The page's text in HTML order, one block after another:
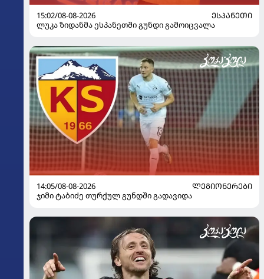
15:02/08-08-2026
ᲔᲡᲞᲐᲜᲔᲗᲘ
ლუკა ზიდანმა ესპანეთში გუნდი გამოიცვალა
14:05/08-08-2026
ᲚᲔᲒᲘᲝᲜᲔᲠᲔᲑᲘ
ჯიმი ტაბიძე თურქულ გუნდში გადავიდა